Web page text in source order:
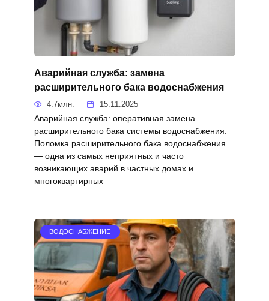
Аварийная служба: замена
расширительного бака водоснабжения
4.7млн. 15.11.2025
Аварийная служба: оперативная замена
расширительного бака системы водоснабжения.
Поломка расширительного бака водоснабжения
— одна из самых неприятных и часто
возникающих аварий в частных домах и
многоквартирных
ВОДОСНАБЖЕНИЕ